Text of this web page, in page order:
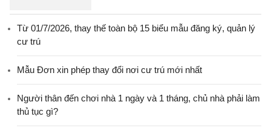
Từ 01/7/2026, thay thế toàn bộ 15 biểu mẫu đăng ký, quản lý
cư trú
Mẫu Đơn xin phép thay đổi nơi cư trú mới nhất
Người thân đến chơi nhà 1 ngày và 1 tháng, chủ nhà phải làm
thủ tục gì?